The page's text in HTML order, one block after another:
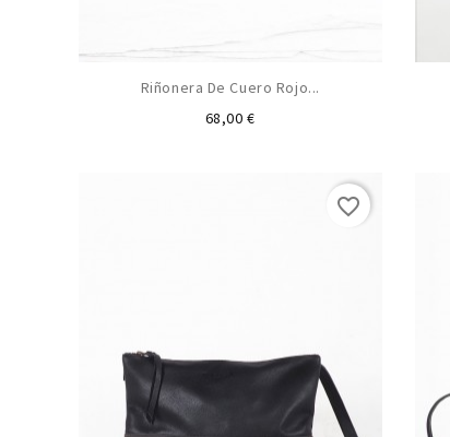
Riñonera De Cuero Rojo...
68,00 €Precio
favorite_border